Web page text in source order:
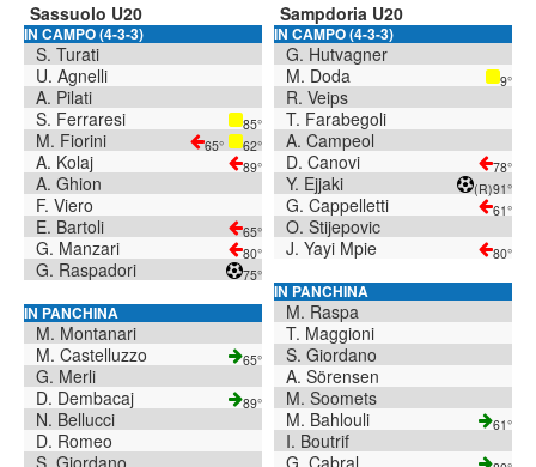
Sassuolo U20
IN CAMPO (4-3-3)
S. Turati
U. Agnelli
A. Pilati
S. Ferraresi
85°
M. Fiorini 65° 62°
A. Kolaj 89°
A. Ghion
F. Viero
E. Bartoli
65°
G. Manzari 80°
G. Raspadori 75°
IN PANCHINA
M. Montanari
M. Castelluzzo
65°
G. Merli
D. Dembacaj
89°
N. Bellucci
D. Romeo
S. Giordano
Sampdoria U20
IN CAMPO (4-3-3)
G. Hutvagner
M. Doda
9°
R. Veips
T. Farabegoli
A. Campeol
D. Canovi
78°
Y. Ejjaki (R)91°
G. Cappelletti 61°
O. Stijepovic
J. Yayi Mpie
80°
IN PANCHINA
M. Raspa
T. Maggioni
S. Giordano
A. Sörensen
M. Soomets
M. Bahlouli
61°
I. Boutrif
G. Cabral